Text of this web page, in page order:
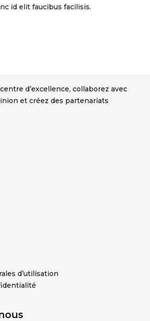
id elit faucibus facilisis.
d’excellence, collaborez avec
et créez des partenariats
d’utilisation